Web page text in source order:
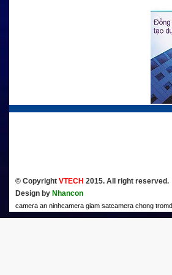
© Copyright VTECH 2015. All right reserved.
Design by Nhancon
camera an ninhcamera giam satcamera chong trom